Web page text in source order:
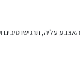
עליה, תרגישו סיבים